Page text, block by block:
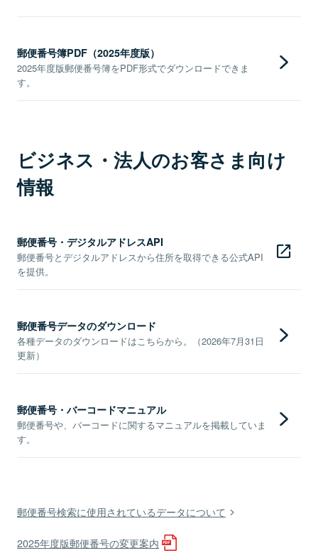
郵便番号簿PDF（2025年度版）
2025年度版郵便番号簿をPDF形式でダウンロードできま
す。
ビジネス・法人のお客さま向け
情報
郵便番号・デジタルアドレスAPI
郵便番号とデジタルアドレスから住所を取得できる公式API
を提供。
郵便番号データのダウンロード
各種データのダウンロードはこちらから。（2026年7月31日
更新）
郵便番号・バーコードマニュアル
郵便番号や、バーコードに関するマニュアルを掲載していま
す。
郵便番号検索に使用されているデータについて
2025年度版郵便番号の変更案内